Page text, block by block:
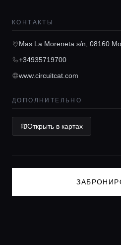
Консьерж
Lifestyle
КОНТАКТЫ
Mas La Moreneta s/n, 08160
+34935719700
www.circuitcat.com
ДОПОЛНИТЕЛЬНО
Открыть в картах